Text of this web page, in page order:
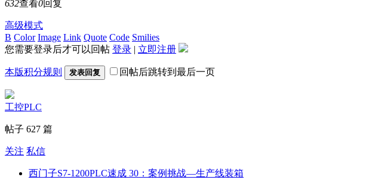
632查看0回复
高级模式
B Color Image Link Quote Code Smilies
您需要登录后才可以回帖 登录 | 立即注册
本版积分规则 发表回复 回帖后跳转到最后一页
工控PLC
帖子 627 篇
关注 私信
西门子S7-1200PLC速成 30：案例挑战—生产线装箱